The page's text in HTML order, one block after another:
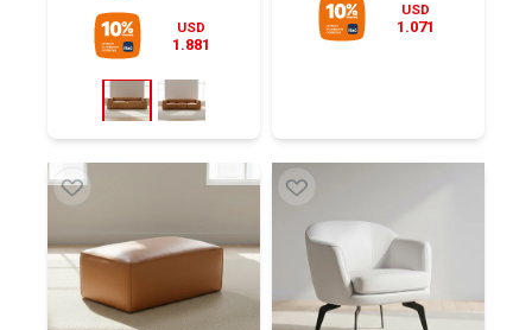
USD
1.881
USD
1.071